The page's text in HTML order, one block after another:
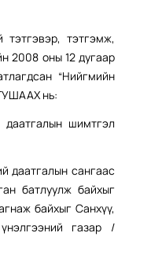
тэтгэмж,
2008 оны 12 дугаар
“Нийгмийн
нь:
даатгалын шимтгэл
даатгалын сангаас
батлуулж байхыг
байхыг Санхүү,
газар /